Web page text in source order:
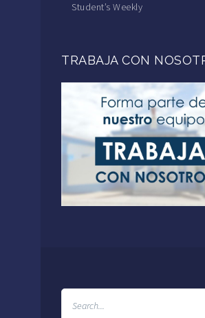
Student’s Weekly
TRABAJA CON